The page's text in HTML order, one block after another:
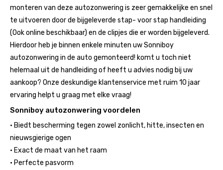
monteren van deze autozonwering is zeer gemakkelijke en snel
te uitvoeren door de bijgeleverde stap- voor stap handleiding
(Ook online beschikbaar) en de clipjes die er worden bijgeleverd.
Hierdoor heb je binnen enkele minuten uw Sonniboy
autozonwering in de auto gemonteerd! komt u toch niet
helemaal uit de handleiding of heeft u advies nodig bij uw
aankoop? Onze deskundige klantenservice met ruim 10 jaar
ervaring helpt u graag met elke vraag!
Sonniboy autozonwering voordelen
• Biedt bescherming tegen zowel zonlicht, hitte, insecten en
nieuwsgierige ogen
• Exact de maat van het raam
• Perfecte pasvorm